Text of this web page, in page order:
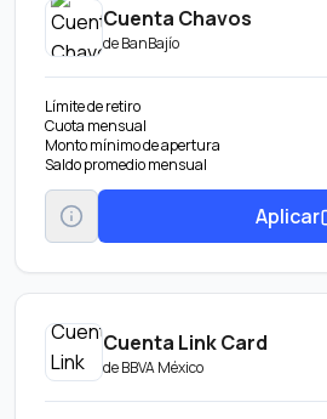
Cuenta Chavos
deBanBajío
Límite de retiro
Cuota mensual
Monto mínimo de apertura
Saldo promedio mensual
Aplicar
Cuenta Link Card
deBBVA México